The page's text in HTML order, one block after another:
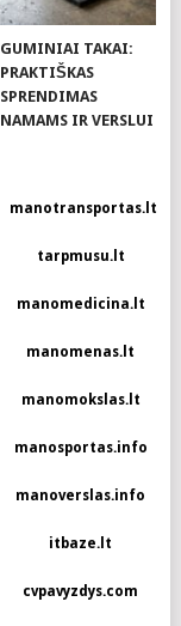
GUMINIAI TAKAI:
PRAKTIŠKAS
SPRENDIMAS
NAMAMS IR VERSLUI
manotransportas.lt
tarpmusu.lt
manomedicina.lt
manomenas.lt
manomokslas.lt
manosportas.info
manoverslas.info
itbaze.lt
cvpavyzdys.com